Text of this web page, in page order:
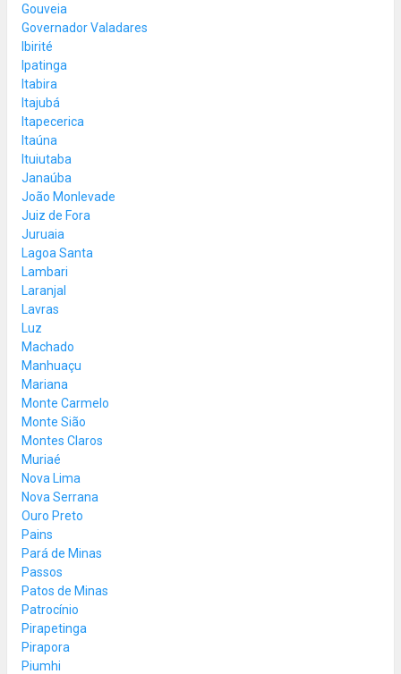
Gouveia
Governador Valadares
Ibirité
Ipatinga
Itabira
Itajubá
Itapecerica
Itaúna
Ituiutaba
Janaúba
João Monlevade
Juiz de Fora
Juruaia
Lagoa Santa
Lambari
Laranjal
Lavras
Luz
Machado
Manhuaçu
Mariana
Monte Carmelo
Monte Sião
Montes Claros
Muriaé
Nova Lima
Nova Serrana
Ouro Preto
Pains
Pará de Minas
Passos
Patos de Minas
Patrocínio
Pirapetinga
Pirapora
Piumhi